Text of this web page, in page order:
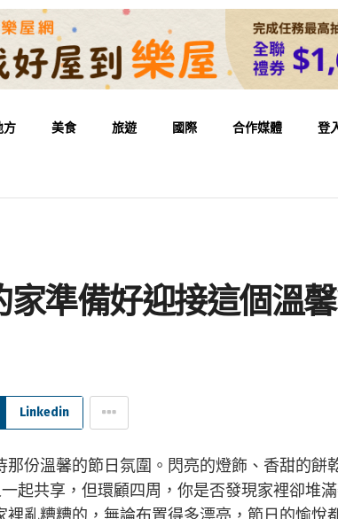
方 美食 旅遊 國際 合作媒體 登
準備好迎接這個溫
Linkedin
份溫馨的節日氛圍。閃亮的燈飾、香甜的餅
起共享，但環顧四周，你是否發現家裡卻堆
亂糟糟的，無論布置得多漂亮，節日的愉悅